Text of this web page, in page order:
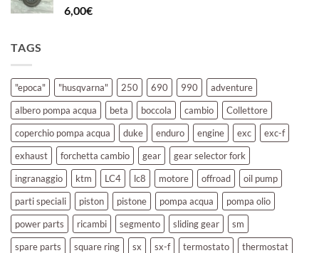
6,00€
TAGS
"epoca" "husqvarna" 250 690 990
adventure
albero pompa acqua
beta boccola cambio
Collettore
coperchio pompa acqua
duke enduro engine exc
exc-f
exhaust
forchetta cambio gear
gear selector fork
ingranaggio
ktm LC4 lc8 motore offroad
oil pump
parti speciali
piston pistone pompa acqua
pompa olio
power parts
ricambi segmento sliding gear
sm
spare parts
square ring sx sx-f termostato
thermostat